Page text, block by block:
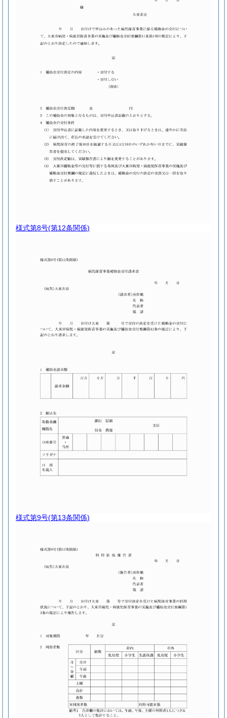
様式第8号(第12条関係)
様式第9号(第13条関係)